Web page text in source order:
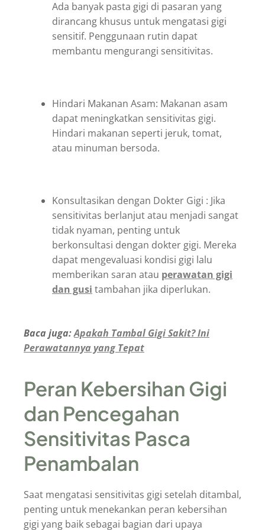
Ada banyak pasta gigi di pasaran yang
dirancang khusus untuk mengatasi gigi
sensitif. Penggunaan rutin dapat
membantu mengurangi sensitivitas.
Hindari Makanan Asam: Makanan asam
dapat meningkatkan sensitivitas gigi.
Hindari makanan seperti jeruk, tomat,
atau minuman bersoda.
Konsultasikan dengan Dokter Gigi : Jika
sensitivitas berlanjut atau menjadi sangat
tidak nyaman, penting untuk
berkonsultasi dengan dokter gigi. Mereka
dapat mengevaluasi kondisi gigi lalu
memberikan saran atau perawatan gigi
dan gusi tambahan jika diperlukan.
Baca juga:Apakah Tambal Gigi Sakit? Ini
Perawatannya yang Tepat
Peran Kebersihan Gigi
dan Pencegahan
Sensitivitas Pasca
Penambalan
Saat mengatasi sensitivitas gigi setelah ditambal,
penting untuk menekankan peran kebersihan
gigi yang baik sebagai bagian dari upaya